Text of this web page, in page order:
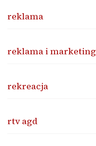
reklama
reklama i marketing
rekreacja
rtv agd